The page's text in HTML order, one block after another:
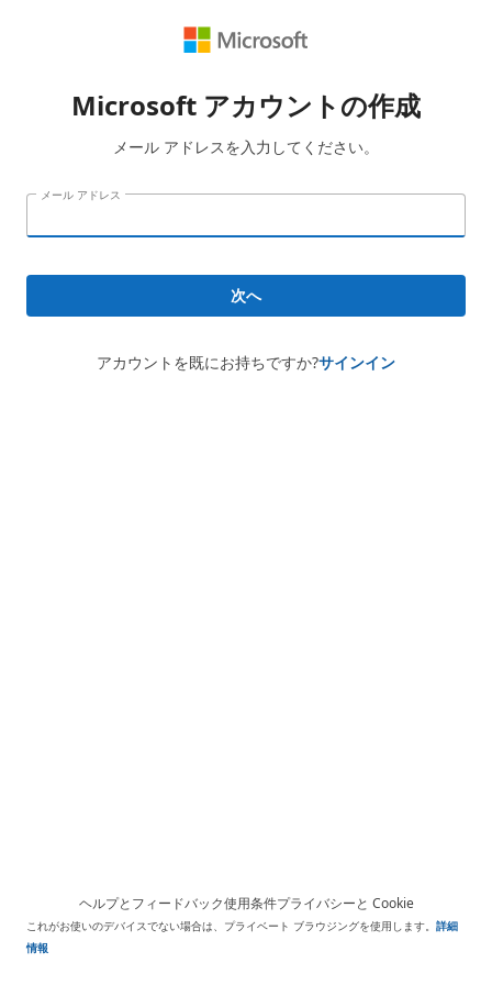
Microsoft アカウントの作成
メール アドレスを入力してください。
メール アドレス
次へ
アカウントを既にお持ちですか?サインイン
ヘルプとフィードバック使用条件プライバシーと Cookie
これがお使いのデバイスでない場合は、プライベート ブラウジングを使用します。 詳細
情報